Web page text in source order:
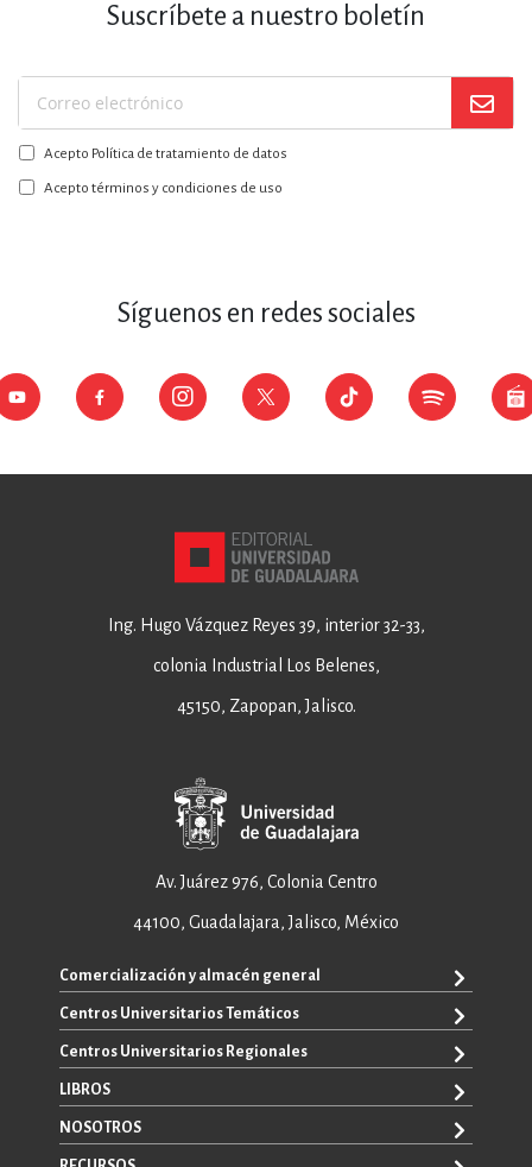
Suscríbete a nuestro boletín
Suscríbase
a
nuestro
boletín:
Acepto Política de tratamiento de datos
Acepto términos y condiciones de uso
Síguenos en redes sociales
Ing. Hugo Vázquez Reyes 39, interior 32-33,
colonia Industrial Los Belenes,
45150, Zapopan, Jalisco.
Av. Juárez 976, Colonia Centro
44100, Guadalajara, Jalisco, México
Comercialización y almacén general
+52 33 3640 6326
+52 33 3640 4595
ventas@editorial.udg.mx
WhatsApp: +52 33 1433 6869
Centros Universitarios Temáticos
CUAAD
CUCEA
CUCBA
Centros Universitarios Regionales
CUALTOS
CUCHAPALA
LIBROS
TODOS LOS LIBROS
E-BOOKS
NOSOTROS